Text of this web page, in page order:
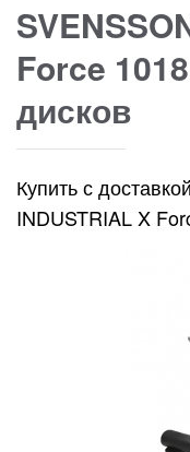
Force
дисков
Купить с
INDUSTRIAL X